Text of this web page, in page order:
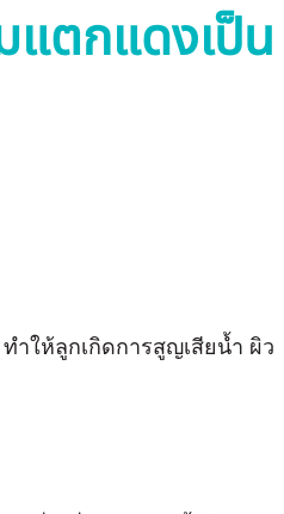
ตกแดงเป็น
ำให้ลูกเกิดการสูญเสียน้ำ ผิว